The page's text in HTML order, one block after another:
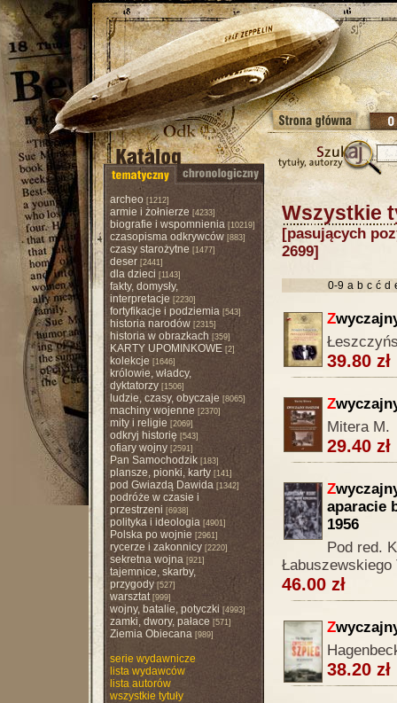
archeo [1212]
armie i żołnierze [4233]
biografie i wspomnienia[10219]
czasopisma odkrywców[883]
czasy starożytne [1477]
deser[2441]
dla dzieci [1143]
fakty, domysły,
interpretacje [2230]
fortyfikacje i podziemia[543]
historia narodów[2315]
historia w obrazkach [359]
KARTY UPOMINKOWE[2]
kolekcje [1646]
królowie, władcy,
dyktatorzy[1506]
ludzie, czasy, obyczaje [8065]
machiny wojenne [2370]
mity i religie [2069]
odkryj historię[543]
ofiary wojny[2591]
Pan Samochodzik[183]
plansze, pionki, karty[141]
pod Gwiazdą Dawida[1342]
podróże w czasie i
przestrzeni [6938]
polityka i ideologia[4901]
Polska po wojnie [2961]
rycerze i zakonnicy[2220]
sekretna wojna[921]
tajemnice, skarby,
przygody[527]
warsztat[999]
wojny, batalie, potyczki [4993]
zamki, dwory, pałace [571]
Ziemia Obiecana[989]
serie wydawnicze
lista wydawców
lista autorów
wszystkie tytuły
Wszystkie
[pasujących
2699]
0-9 a b c ć d
Z
39.80 zł
Z
Mitera M.
29.40 zł
Z
aparacie
1956
Pod red.
Łabuszewskiego
46.00 zł
Z
38.20 zł